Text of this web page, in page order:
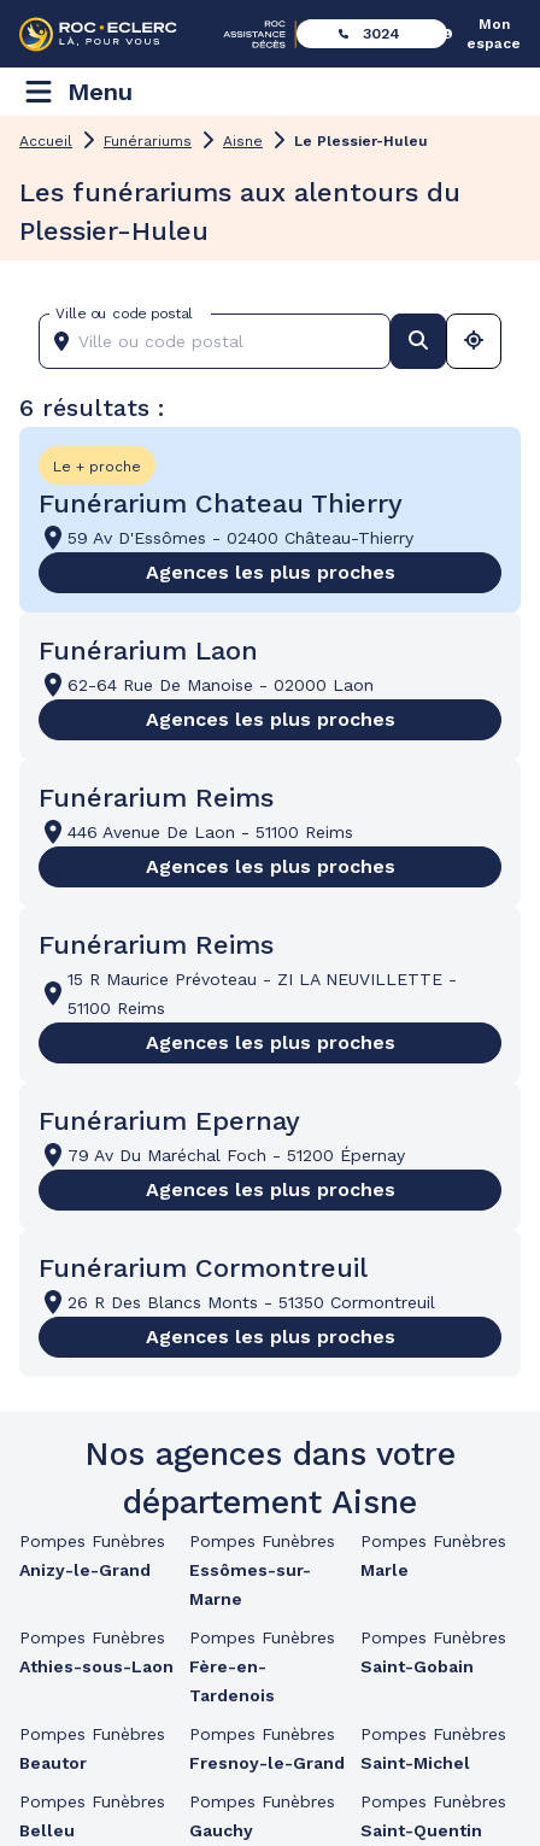
3024
Mon
espace
Menu
Accueil Funérariums Aisne Le Plessier-Huleu
Les funérariums aux alentours du
Plessier-Huleu
Ville ou code postal
6 résultats :
Le + proche
Funérarium Chateau Thierry
59 Av D'Essômes - 02400 Château-Thierry
Agences les plus proches
Funérarium Laon
62-64 Rue De Manoise - 02000 Laon
Agences les plus proches
Funérarium Reims
446 Avenue De Laon - 51100 Reims
Agences les plus proches
Funérarium Reims
15 R Maurice Prévoteau - ZI LA NEUVILLETTE -
51100 Reims
Agences les plus proches
Funérarium Epernay
79 Av Du Maréchal Foch - 51200 Épernay
Agences les plus proches
Funérarium Cormontreuil
26 R Des Blancs Monts - 51350 Cormontreuil
Agences les plus proches
Nos agences dans votre
département Aisne
Pompes Funèbres
Anizy-le-Grand
Pompes Funèbres
Athies-sous-Laon
Pompes Funèbres
Beautor
Pompes Funèbres
Belleu
Pompes Funèbres
Essômes-sur-
Marne
Pompes Funèbres
Fère-en-
Tardenois
Pompes Funèbres
Fresnoy-le-Grand
Pompes Funèbres
Gauchy
Pompes Funèbres
Marle
Pompes Funèbres
Saint-Gobain
Pompes Funèbres
Saint-Michel
Pompes Funèbres
Saint-Quentin